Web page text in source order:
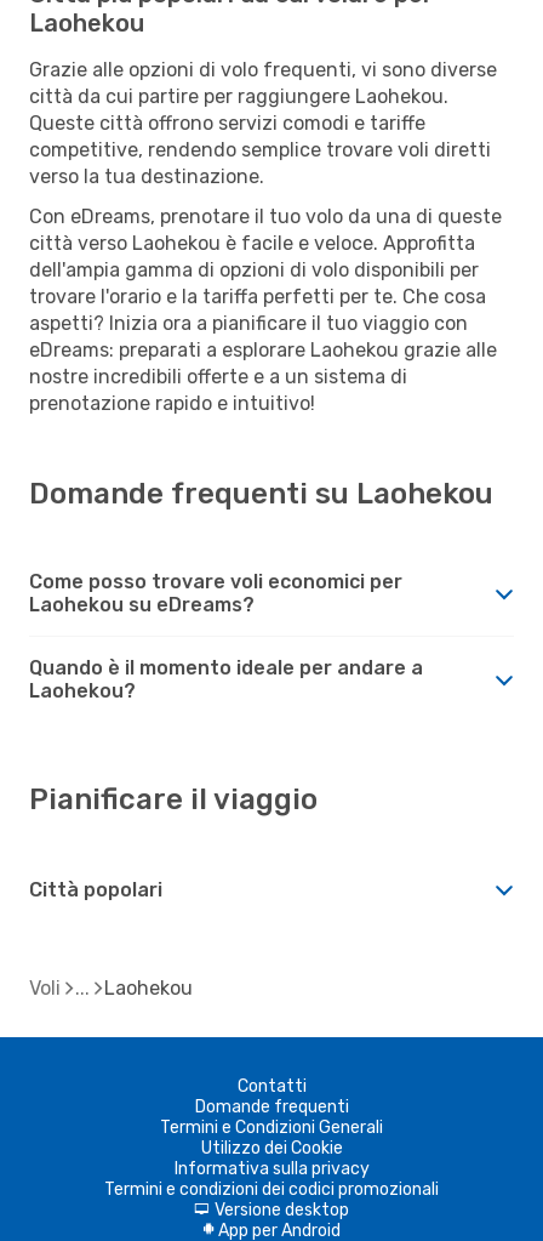
Laohekou
Grazie alle opzioni di volo frequenti, vi sono diverse
città da cui partire per raggiungere Laohekou.
Queste città offrono servizi comodi e tariffe
competitive, rendendo semplice trovare voli diretti
verso la tua destinazione.
Con eDreams, prenotare il tuo volo da una di queste
città verso Laohekou è facile e veloce. Approfitta
dell'ampia gamma di opzioni di volo disponibili per
trovare l'orario e la tariffa perfetti per te. Che cosa
aspetti? Inizia ora a pianificare il tuo viaggio con
eDreams: preparati a esplorare Laohekou grazie alle
nostre incredibili offerte e a un sistema di
prenotazione rapido e intuitivo!
Domande frequenti su Laohekou
Come posso trovare voli economici per
Laohekou su eDreams?
Quando è il momento ideale per andare a
Laohekou?
Pianificare il viaggio
Città popolari
Voli Laohekou
Contatti
Domande frequenti
Termini e Condizioni Generali
Utilizzo dei Cookie
Informativa sulla privacy
Termini e condizioni dei codici promozionali
d Versione desktop
A App per Android